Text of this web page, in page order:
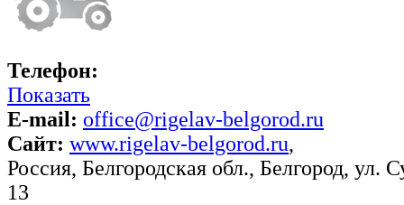
Телефон:
Показать
E-mail: office@rigelav-belgorod.ru
Сайт: www.rigelav-belgorod.ru,
Россия, Белгородская обл., Белгород, ул.
13